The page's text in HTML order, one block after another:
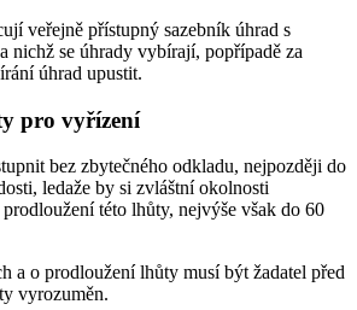
veřejně přístupný sazebník úhrad s
nichž se úhrady vybírají, popřípadě za
úhrad upustit.
pro vyřízení
bez zbytečného odkladu, nejpozději do
ledaže by si zvláštní okolnosti
této lhůty, nejvýše však do 60
a o prodloužení lhůty musí být žadatel před
vyrozuměn.